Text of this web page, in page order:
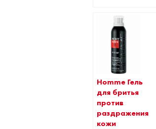
Homme Гель
для бритья
против
раздражения
кожи